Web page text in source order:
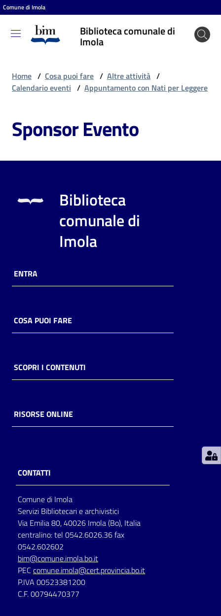
Vai al contenuto
Vai alla navigazione
Vai al footer
Comune di Imola
Biblioteca comunale di
Imola
Biblioteca
comunale
puoi
Risorse
online
Casa
Piani
storico
per
lettura
Seguici
su
Home / Cosa puoi fare / Altre attività /
Calendario eventi / Appuntamento con Nati per Leggere
Sponsor Evento
Biblioteca
comunale di
Imola
ENTRA
COSA PUOI FARE
SCOPRI I CONTENUTI
RISORSE ONLINE
CONTATTI
Comune di Imola
Servizi Bibliotecari e archivistici
Via Emilia 80, 40026 Imola (Bo), Italia
centralino: tel 0542.6026.36 fax
0542.602602
bim@comune.imola.bo.it
PEC comune.imola@cert.provincia.bo.it
P.IVA 00523381200
C.F. 00794470377